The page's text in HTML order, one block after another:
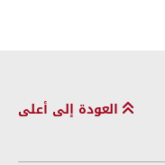
العودة إلى أعلى